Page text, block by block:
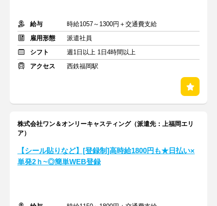
給与
時給1057～1300円＋交通費支給
雇用形態
派遣社員
シフト
週1日以上 1日4時間以上
アクセス
西鉄福岡駅
株式会社ワン＆オンリーキャスティング（派遣先：上福岡エリ
ア）
【シール貼りなど】[登録制]高時給1800円も★日払い×
単発2ｈ~◎簡単WEB登録